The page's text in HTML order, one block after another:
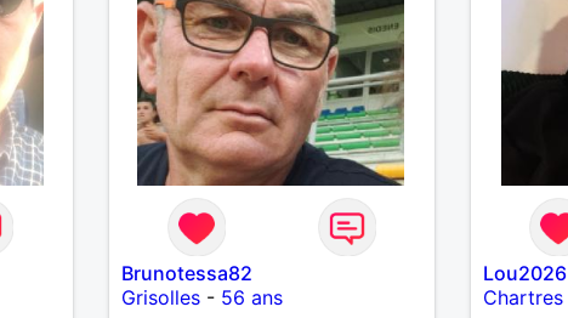
Brunotessa82
Grisolles- 56 ans
Lou2026
Chartres